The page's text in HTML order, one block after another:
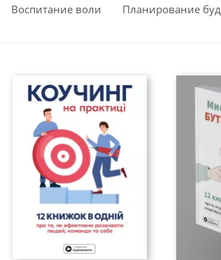
Воспитание воли Планирование